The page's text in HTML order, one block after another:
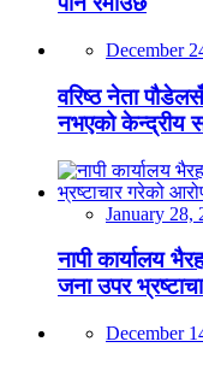
December
वरिष्ठ नेता
नभएको केन्द्रीय
January 28,
नापी कार्यालय
जना उपर
December